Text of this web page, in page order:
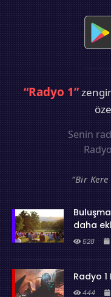
“Radyo 1”
Senin
“Bir
daha
528
Radyo 1
444